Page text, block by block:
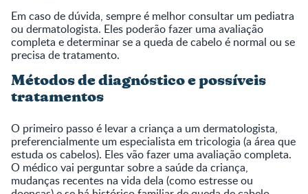
Em caso de dúvida, sempre é melhor consultar um pediatra
ou dermatologista. Eles poderão fazer uma avaliação
completa e determinar se a queda de cabelo é normal ou se
precisa de tratamento.
Métodos de diagnóstico e possíveis
tratamentos
O primeiro passo é levar a criança a um dermatologista,
preferencialmente um especialista em tricologia (a área que
estuda os cabelos). Eles vão fazer uma avaliação completa.
O médico vai perguntar sobre a saúde da criança,
mudanças recentes na vida dela (como estresse ou